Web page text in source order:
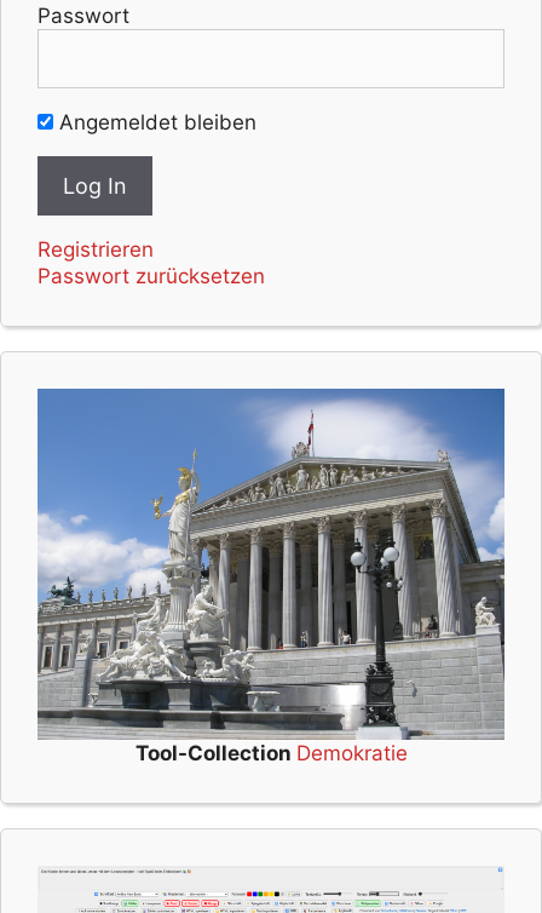
Passwort
Angemeldet bleiben
Registrieren
Passwort zurücksetzen
Tool-Collection Demokratie